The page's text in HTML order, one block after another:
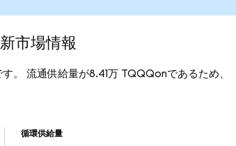
場情報
。 流通供給量が8.41万 TQQQonであるため、
循環供給量